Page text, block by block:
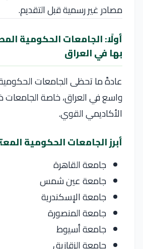
مصادر غير رسمية قبل التقديم.
أولًا: الجامعات الحكومية
بها في العراق
عادةً ما تحظى الجامعات
واسع في العراق، خاصة الجامعات
الأكاديمي القوي.
أبرز الجامعات الحكومية
جامعة القاهرة
جامعة عين شمس
جامعة الإسكندرية
جامعة المنصورة
جامعة أسيوط
جامعة الزقازيق